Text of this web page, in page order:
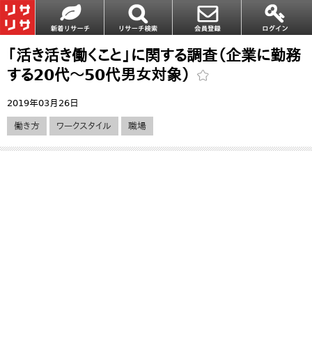
「活き活き働くこと」に関する調査（企業に勤務
する20代〜50代男女対象）
2019年03月26日
働き方 ワークスタイル 職場